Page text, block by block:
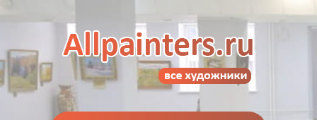
Картины классиков
и современников